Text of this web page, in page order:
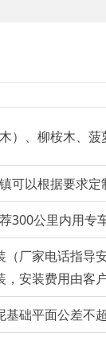
）、柳桉木、
可以根据要求定
300公里内用专
（厂家电话指导
安装费用由客
基础平面公差不